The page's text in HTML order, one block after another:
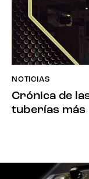
NOTICIAS
Crónica de
tuberías más